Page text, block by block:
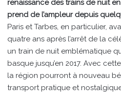
renaissance des trains de nuit
prend de l’ampleur depuis
Paris et Tarbes, en particulier,
quatre ans après l’arrêt de la
un train de nuit emblématique
basque jusqu’en 2017. Avec
la région pourront à nouveau
transport pratique et